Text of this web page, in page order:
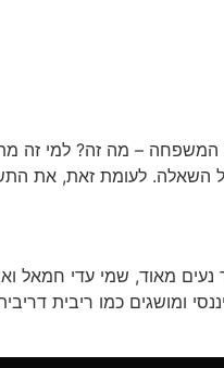
המשפחה – מה זה? למי זה
על השאלה. לעומת זאת,
נעים מאוד, שמי עדי חמאל